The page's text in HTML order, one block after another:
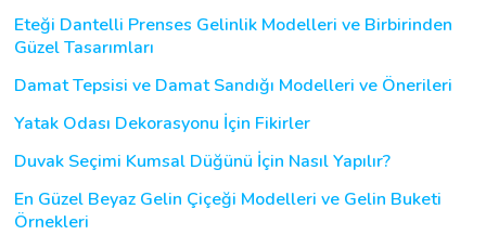
Eteği Dantelli Prenses Gelinlik Modelleri ve Birbirinden
Güzel Tasarımları
Damat Tepsisi ve Damat Sandığı Modelleri ve Önerileri
Yatak Odası Dekorasyonu İçin Fikirler
Duvak Seçimi Kumsal Düğünü İçin Nasıl Yapılır?
En Güzel Beyaz Gelin Çiçeği Modelleri ve Gelin Buketi
Örnekleri